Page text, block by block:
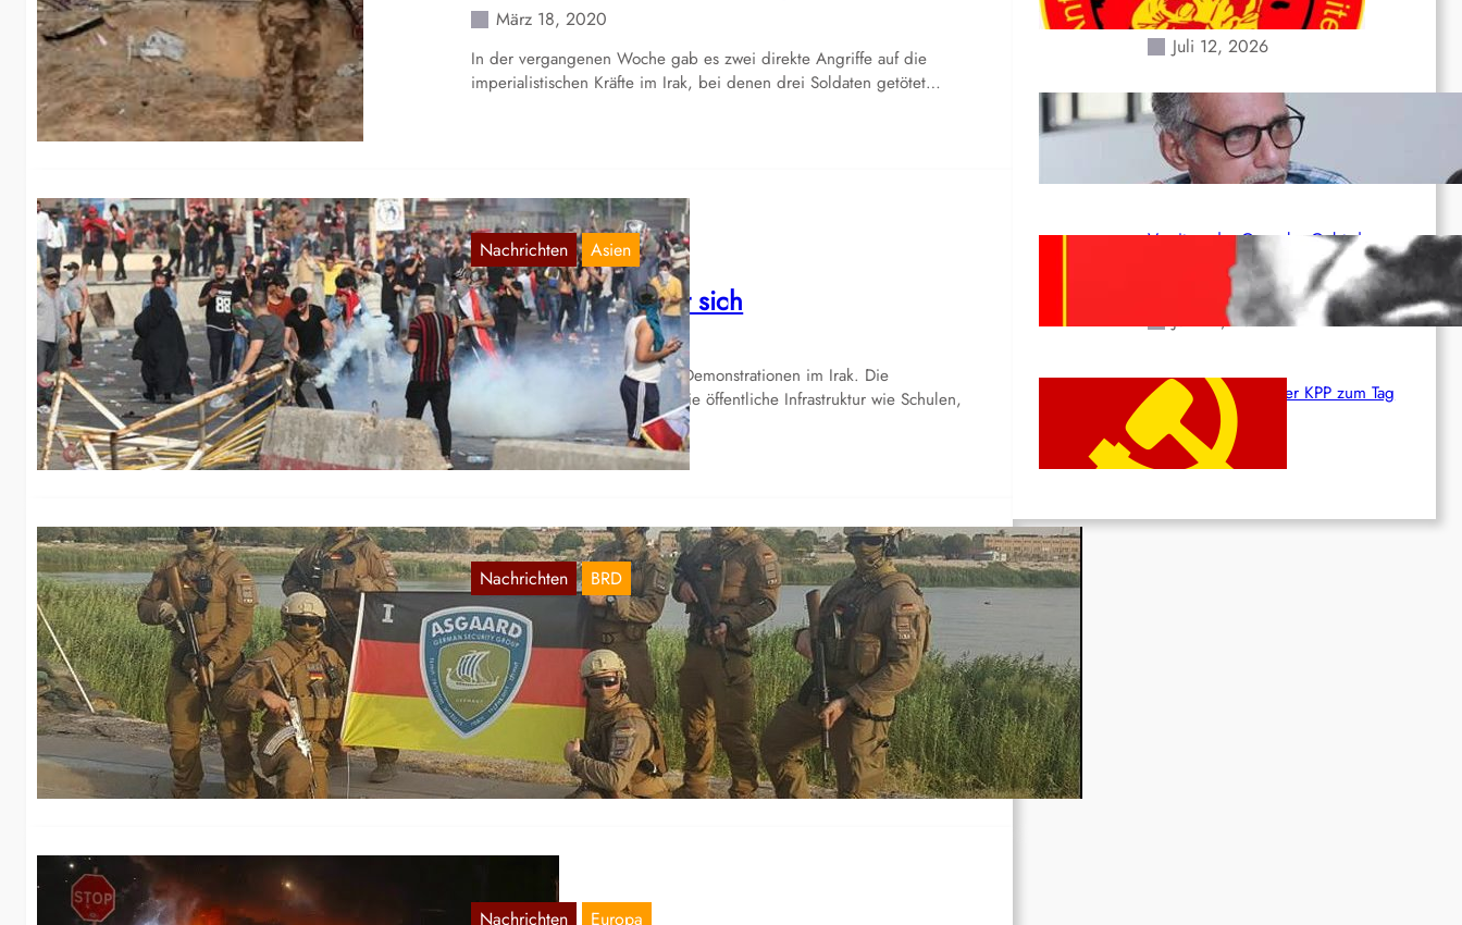
März 18, 2020
In der vergangenen Woche gab es zwei direkte Angriffe auf die
imperialistischen Kräfte im Irak, bei denen drei Soldaten getötet…
Nachrichten Asien
Irak: Das Volk wehrt sich
Okt. 4, 2019
Seit Dienstag gibt es massive Demonstrationen im Irak. Die
Arbeitslosigkeit ist hoch und die öffentliche Infrastruktur wie Schulen,
Krankenhäusern usw.…
Nachrichten BRD
Asgaard: deutsche Söldner für Valhalla
Juli 1, 2019
Jeder hat schon mal von den US-amerikanischen Söldnertruppen gehört,
welche überall auf der Welt die Interessen der Bonzen verteidigen,
ohne…
Nachrichten Europa
24. Juni!
Juli 12, 2026
Indien: „Die Politik der Kapitulation“
von K. Murali (Ajith)
Juli 1, 2026
Vorsitzender Gonzalo: Gebt das
Leben für die Partei und die
Revolution!
Juni 19, 2026
Beschluss des ZK der KPP zum Tag
des Heldentums
Juni 19, 2026